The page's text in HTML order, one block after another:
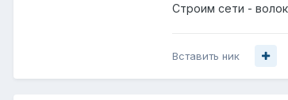
Строим сети -
Вставить ник